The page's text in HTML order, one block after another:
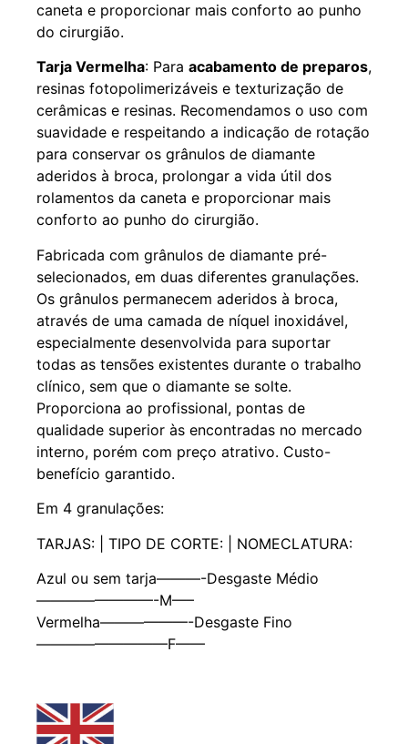
caneta e proporcionar mais conforto ao punho
do cirurgião.
Tarja Vermelha: Para acabamento de preparos,
resinas fotopolimerizáveis e texturização de
cerâmicas e resinas. Recomendamos o uso com
suavidade e respeitando a indicação de rotação
para conservar os grânulos de diamante
aderidos à broca, prolongar a vida útil dos
rolamentos da caneta e proporcionar mais
conforto ao punho do cirurgião.
Fabricada com grânulos de diamante pré-
selecionados, em duas diferentes granulações.
Os grânulos permanecem aderidos à broca,
através de uma camada de níquel inoxidável,
especialmente desenvolvida para suportar
todas as tensões existentes durante o trabalho
clínico, sem que o diamante se solte.
Proporciona ao profissional, pontas de
qualidade superior às encontradas no mercado
interno, porém com preço atrativo. Custo-
benefício garantido.
Em 4 granulações:
TARJAS: | TIPO DE CORTE: | NOMECLATURA:
Azul ou sem tarja———-Desgaste Médio
————————-M—–
Vermelha——————-Desgaste Fino
—————————F——